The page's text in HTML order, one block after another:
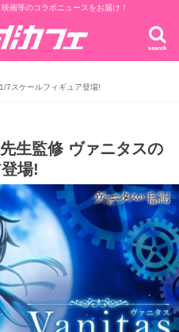
画等のコラボニュースをお届け！
search
7スケールフィギュア登場!
生監修 ヴァニタスの
場!